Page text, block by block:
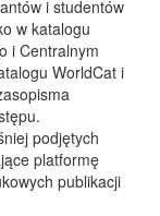
i studentów
w katalogu
i Centralnym
WorldCat i
podjętych
platformę
publikacji